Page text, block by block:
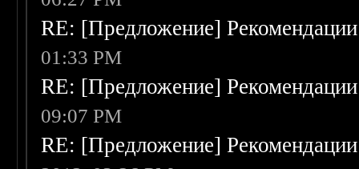
RE: [Предложение]
01:33 PM
RE: [Предложение]
09:07 PM
RE: [Предложение]